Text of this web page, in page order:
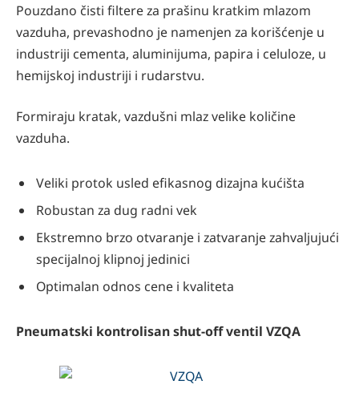
Pouzdano čisti filtere za prašinu kratkim mlazom
vazduha, prevashodno je namenjen za korišćenje u
industriji cementa, aluminijuma, papira i celuloze, u
hemijskoj industriji i rudarstvu.
Formiraju kratak, vazdušni mlaz velike količine
vazduha.
Veliki protok usled efikasnog dizajna kućišta
Robustan za dug radni vek
Ekstremno brzo otvaranje i zatvaranje zahvaljujući
specijalnoj klipnoj jedinici
Optimalan odnos cene i kvaliteta
Pneumatski kontrolisan shut-off ventil VZQA